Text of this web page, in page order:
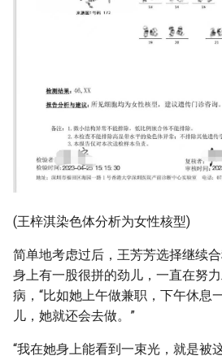
(王梓淇染色体分析为女性核型)
简单地考虑过后，王芳芳选择继续
身上有一股很拼的劲儿，一直在努
病，“比如她上午做兼职，下午休息
儿，她就还会去做。”
“我在她身上能看到一束光，就是被